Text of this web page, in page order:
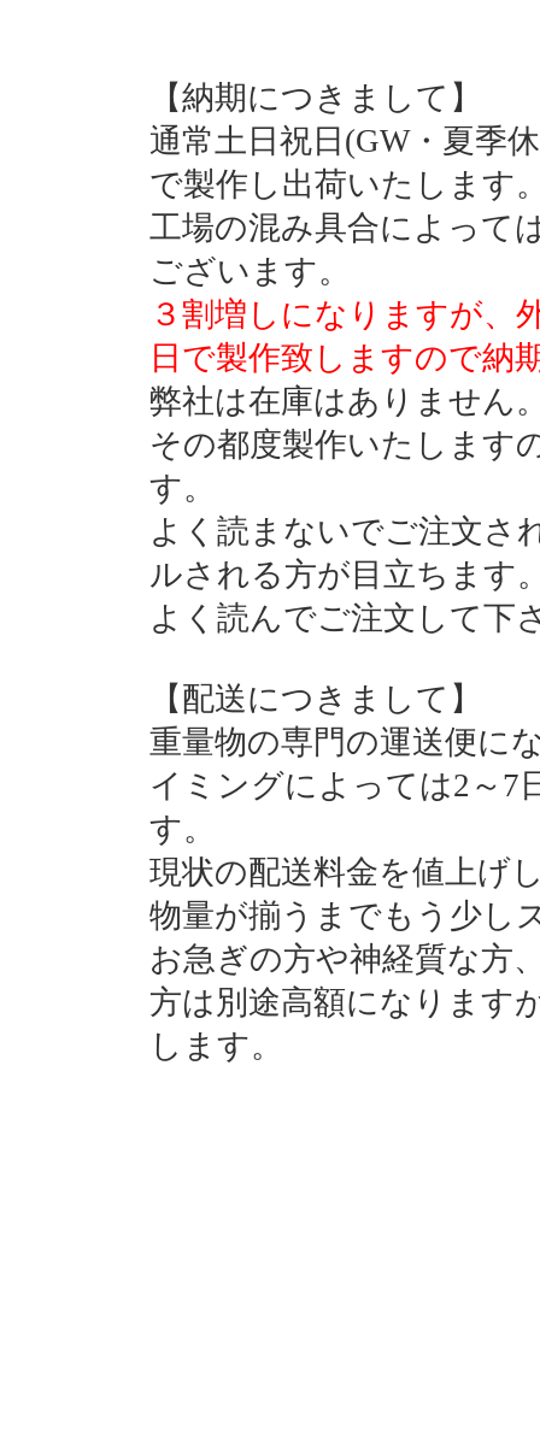
【納期につきまして】
通常土日祝日(GW・夏季
で製作し出荷いたします
工場の混み具合によって
ございます。
３割増しになりますが、
日で製作致しますので納
弊社は在庫はありません
その都度製作いたします
す。
よく読まないでご注文さ
ルされる方が目立ちます
よく読んでご注文して下
【配送につきまして】
重量物の専門の運送便に
イミングによっては2～7
す。
現状の配送料金を値上げ
物量が揃うまでもう少し
お急ぎの方や神経質な方
方は別途高額になります
します。